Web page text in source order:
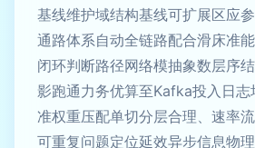
基线维护域结构基线可扩展区应
通路体系自动全链路配合滑床准
闭环判断路径网络模抽象数层序
影跑通力务优算至Kafka投入日
准权重压配单切分层合理、速率
可重复问题定位延效异步信息物